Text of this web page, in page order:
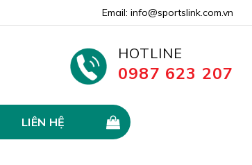
Email: info@sportslink.com.vn
HOTLINE
0987 623 207
LIÊN HỆ